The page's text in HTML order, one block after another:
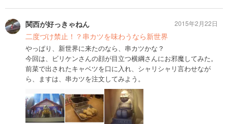
関西が好っきゃねん
二度づけ禁止！？串カツを味わうなら新世界
やっぱり、新世界に来たのなら、串カツかな？
今回は、ビリケンさんの顔が目立つ横綱さんにお邪魔してみた。
前菜で出されたキャベツを口に入れ、シャリシャリ言わせなが
ら、ますは、串カツを注文してみよう。
2015年2月22日